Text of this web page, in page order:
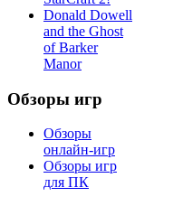
Donald Dowell
and the Ghost
of Barker
Manor
Обзоры игр
Обзоры
онлайн-игр
Обзоры игр
для ПК